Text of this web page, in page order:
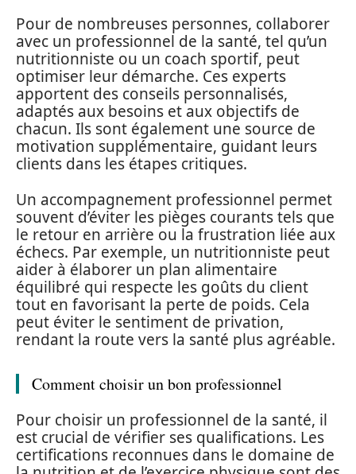
Pour de nombreuses personnes, collaborer
avec un professionnel de la santé, tel qu’un
nutritionniste ou un coach sportif, peut
optimiser leur démarche. Ces experts
apportent des conseils personnalisés,
adaptés aux besoins et aux objectifs de
chacun. Ils sont également une source de
motivation supplémentaire, guidant leurs
clients dans les étapes critiques.
Un accompagnement professionnel permet
souvent d’éviter les pièges courants tels que
le retour en arrière ou la frustration liée aux
échecs. Par exemple, un nutritionniste peut
aider à élaborer un plan alimentaire
équilibré qui respecte les goûts du client
tout en favorisant la perte de poids. Cela
peut éviter le sentiment de privation,
rendant la route vers la santé plus agréable.
Comment choisir un bon professionnel
Pour choisir un professionnel de la santé, il
est crucial de vérifier ses qualifications. Les
certifications reconnues dans le domaine de